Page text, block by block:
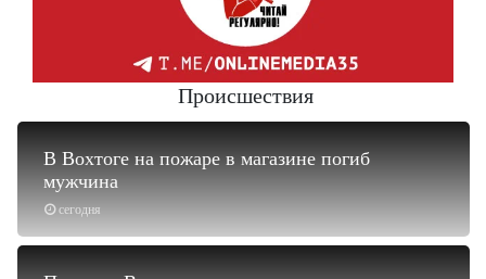
Происшествия
сегодня
В Вохтоге на пожаре в магазине погиб
мужчина